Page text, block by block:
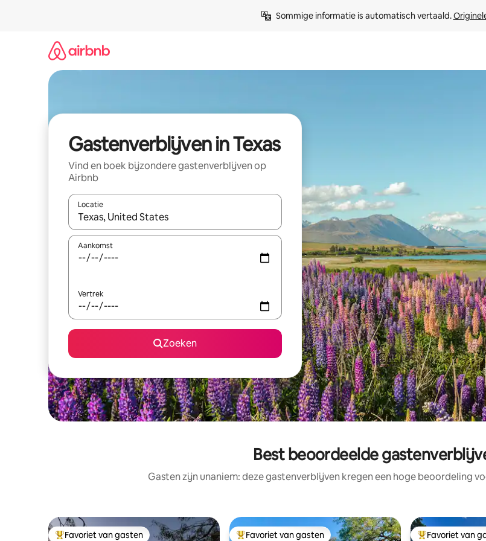
Sommige informatie is automatisch vertaald.
Gastenverblijven in Texas
Vind en boek bijzondere gastenverblijven op
Airbnb
Locatie
Wanneer er resultaten beschikbaar zijn, maak je een keuze met je de pijltjestoetsen omhoog en omlaag,
Aankomst
Vertrek
Zoeken
Best beoordeelde
Gasten zijn unaniem: deze gastenverblijven kregen een hoge beoordeling
Favoriet van gasten Favoriet van gasten Favoriet van